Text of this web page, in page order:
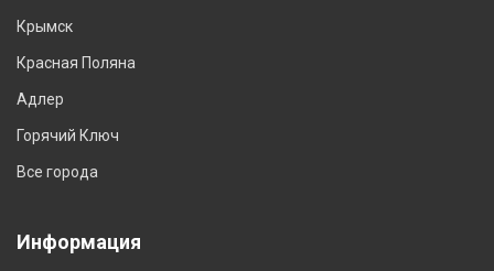
Крымск
Красная Поляна
Адлер
Горячий Ключ
Все города
Информация